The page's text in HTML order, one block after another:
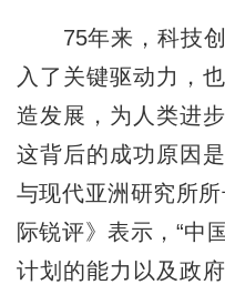
75年来，科技创
入了关键驱动力，
造发展，为人类进
这背后的成功原因
与现代亚洲研究所
际锐评》表示，“中
计划的能力以及政